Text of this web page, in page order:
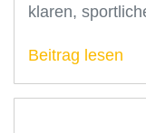
klaren,
Beitrag lesen